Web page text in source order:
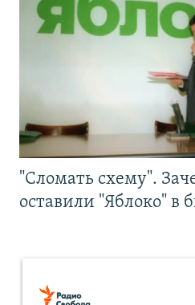
"Сломать схему".
оставили "Яблоко" в